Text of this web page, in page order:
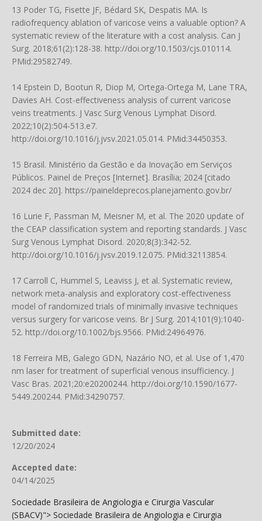
13 Poder TG, Fisette JF, Bédard SK, Despatis MA. Is
radiofrequency ablation of varicose veins a valuable option? A
systematic review of the literature with a cost analysis. Can J
Surg. 2018;61(2):128-38. http://doi.org/10.1503/cjs.010114.
PMid:29582749.
14 Epstein D, Bootun R, Diop M, Ortega-Ortega M, Lane TRA,
Davies AH. Cost-effectiveness analysis of current varicose
veins treatments. J Vasc Surg Venous Lymphat Disord.
2022;10(2):504-513.e7.
http://doi.org/10.1016/j.jvsv.2021.05.014. PMid:34450353.
15 Brasil. Ministério da Gestão e da Inovação em Serviços
Públicos. Painel de Preços [Internet]. Brasília; 2024 [citado
2024 dec 20]. https://paineldeprecos.planejamento.gov.br/
16 Lurie F, Passman M, Meisner M, et al. The 2020 update of
the CEAP classification system and reporting standards. J Vasc
Surg Venous Lymphat Disord. 2020;8(3):342-52.
http://doi.org/10.1016/j.jvsv.2019.12.075. PMid:32113854.
17 Carroll C, Hummel S, Leaviss J, et al. Systematic review,
network meta-analysis and exploratory cost-effectiveness
model of randomized trials of minimally invasive techniques
versus surgery for varicose veins. Br J Surg. 2014;101(9):1040-
52. http://doi.org/10.1002/bjs.9566. PMid:24964976.
18 Ferreira MB, Galego GDN, Nazário NO, et al. Use of 1,470
nm laser for treatment of superficial venous insufficiency. J
Vasc Bras. 2021;20:e20200244. http://doi.org/10.1590/1677-
5449.200244. PMid:34290757.
Submitted date:
12/20/2024
Accepted date:
04/14/2025
Sociedade Brasileira de Angiologia e Cirurgia Vascular
(SBACV)"> Sociedade Brasileira de Angiologia e Cirurgia